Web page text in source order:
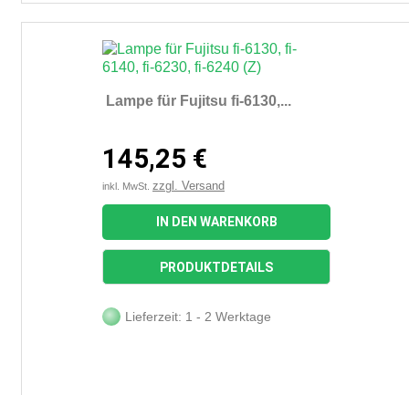
Lampe für Fujitsu fi-6130,...
145,25 €
inkl. MwSt. zzgl. Versand
IN DEN WARENKORB
PRODUKTDETAILS
Lieferzeit: 1 - 2 Werktage